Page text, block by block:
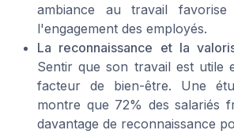
ambiance au travail
l'engagement des employés.
La reconnaissance et la
Sentir que son travail est utile
facteur de bien-être. Une
montre que 72% des salariés
davantage de reconnaissance